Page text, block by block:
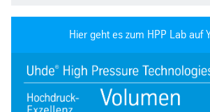
Hier geht es zum HPP Lab auf